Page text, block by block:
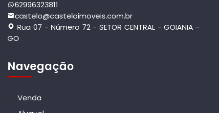
62996323811
castelo@casteloimoveis.com.br
Rua 07 - Número 72 - SETOR CENTRAL - GOIANIA -
GO
Navegação
Venda